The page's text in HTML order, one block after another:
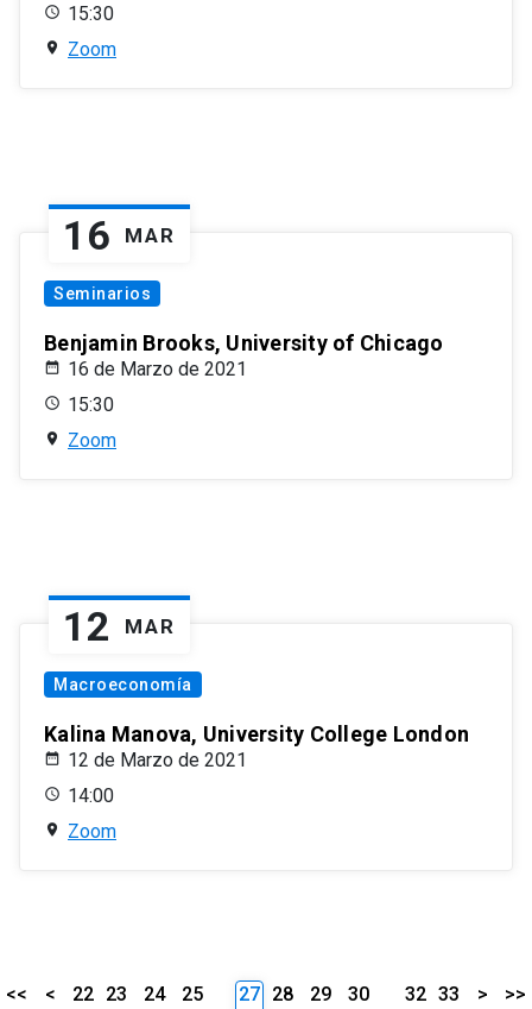
15:30
Zoom
16 MAR
Seminarios
Benjamin Brooks, University of Chicago
16 de Marzo de 2021
15:30
Zoom
12 MAR
Macroeconomía
Kalina Manova, University College London
12 de Marzo de 2021
14:00
Zoom
<< < 22 23 24
25
27 28 29
30
32 33 > >>